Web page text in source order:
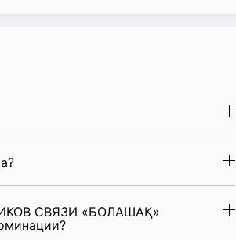
СВЯЗИ «БОЛАШАҚ»